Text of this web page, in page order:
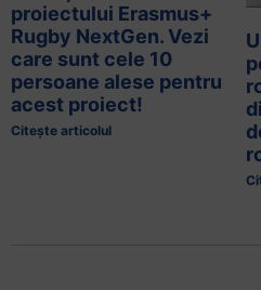
proiectului Erasmus+
Rugby NextGen. Vezi
care sunt cele 10
persoane alese pentru
acest proiect!
Citește articolul